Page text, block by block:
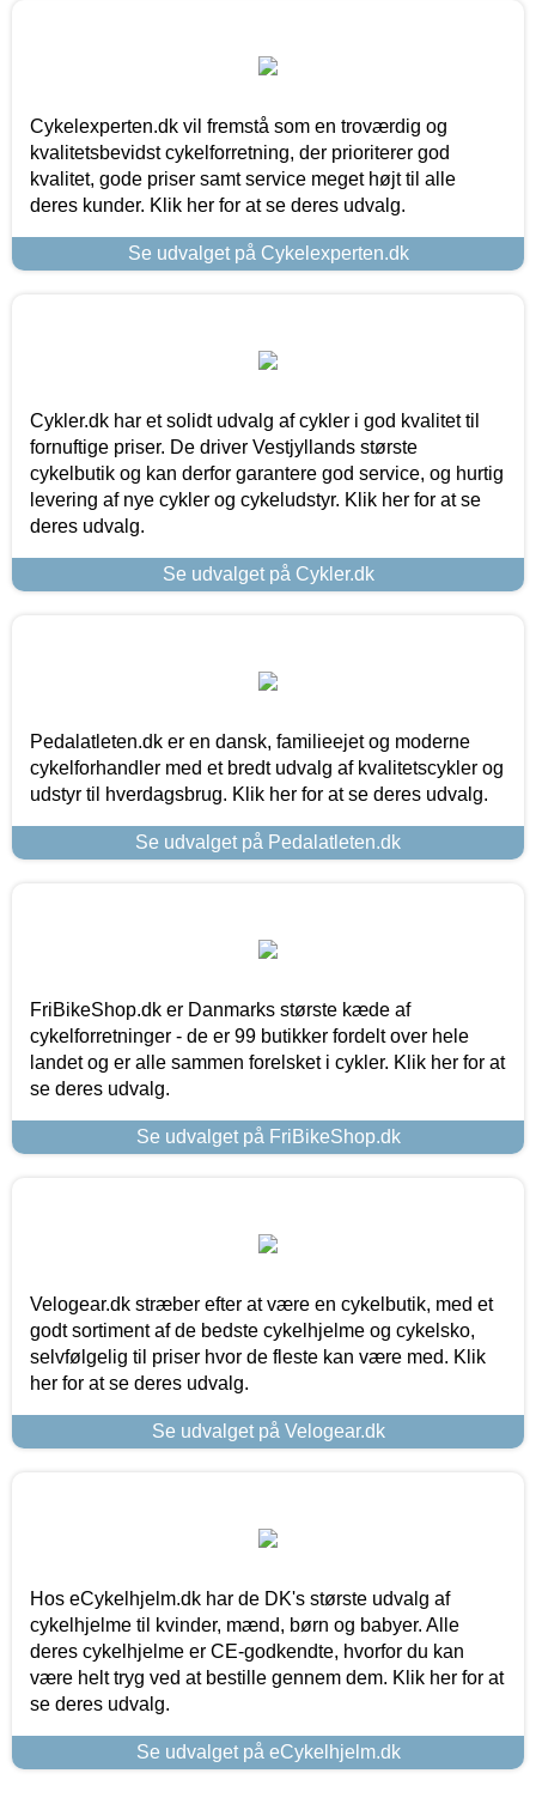
Cykelexperten.dk vil fremstå som en troværdig og
kvalitetsbevidst cykelforretning, der prioriterer god
kvalitet, gode priser samt service meget højt til alle
deres kunder. Klik her for at se deres udvalg.
Se udvalget på Cykelexperten.dk
Cykler.dk har et solidt udvalg af cykler i god kvalitet til
fornuftige priser. De driver Vestjyllands største
cykelbutik og kan derfor garantere god service, og hurtig
levering af nye cykler og cykeludstyr. Klik her for at se
deres udvalg.
Se udvalget på Cykler.dk
Pedalatleten.dk er en dansk, familieejet og moderne
cykelforhandler med et bredt udvalg af kvalitetscykler og
udstyr til hverdagsbrug. Klik her for at se deres udvalg.
Se udvalget på Pedalatleten.dk
FriBikeShop.dk er Danmarks største kæde af
cykelforretninger - de er 99 butikker fordelt over hele
landet og er alle sammen forelsket i cykler. Klik her for at
se deres udvalg.
Se udvalget på FriBikeShop.dk
Velogear.dk stræber efter at være en cykelbutik, med et
godt sortiment af de bedste cykelhjelme og cykelsko,
selvfølgelig til priser hvor de fleste kan være med. Klik
her for at se deres udvalg.
Se udvalget på Velogear.dk
Hos eCykelhjelm.dk har de DK's største udvalg af
cykelhjelme til kvinder, mænd, børn og babyer. Alle
deres cykelhjelme er CE-godkendte, hvorfor du kan
være helt tryg ved at bestille gennem dem. Klik her for at
se deres udvalg.
Se udvalget på eCykelhjelm.dk